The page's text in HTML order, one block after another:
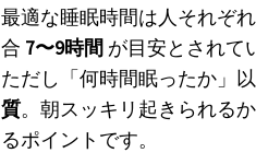
最適な睡眠時間は人それぞれ
合 7〜9時間 が目安とされて
ただし「何時間眠ったか」
質。朝スッキリ起きられる
るポイントです。